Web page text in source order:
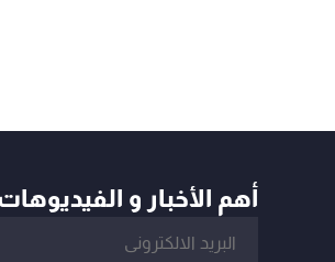
أهم الأخبار و